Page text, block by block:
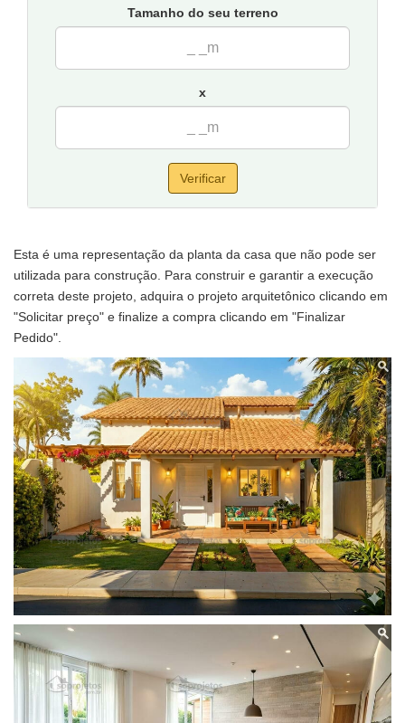
Tamanho do seu terreno
x
Verificar
Esta é uma representação da planta da casa que não pode ser
utilizada para construção. Para construir e garantir a execução
correta deste projeto, adquira o projeto arquitetônico clicando em
"Solicitar preço" e finalize a compra clicando em "Finalizar
Pedido".